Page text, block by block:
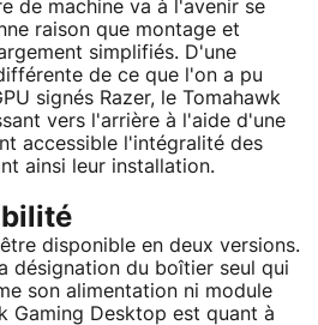
de machine va à l'avenir se
raison que montage et
simplifiés. D'une
de ce que l'on a pu
signés Razer, le Tomahawk
vers l'arrière à l'aide d'une
accessible l'intégralité des
ainsi leur installation.
disponible en deux versions.
désignation du boîtier seul qui
son alimentation ni module
Gaming Desktop est quant à